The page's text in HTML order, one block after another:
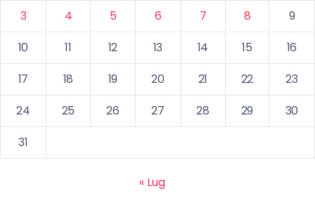
3
4 5 6 7 8
9
10
11 12 13 14 15
16
17
18 19 20 21 22
23
24
25 26 27 28 29
30
31
« Lug